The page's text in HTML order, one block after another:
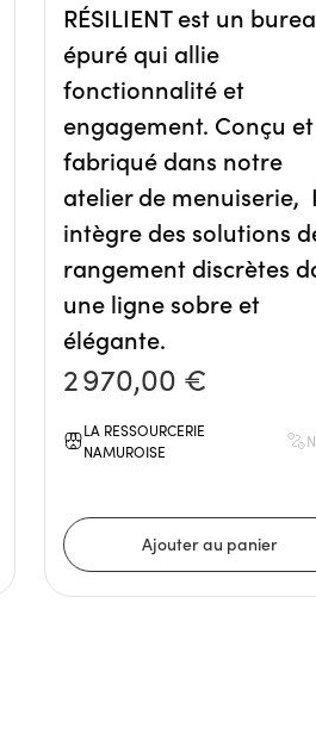
RÉSILIENT est un
épuré qui allie
fonctionnalité et
engagement. Conçu et
fabriqué dans notre
atelier de menuiserie,
intègre des solutions
rangement discrètes
une ligne sobre et
élégante.
2 970,00 €
LA RESSOURCERIE
NAMUROISE